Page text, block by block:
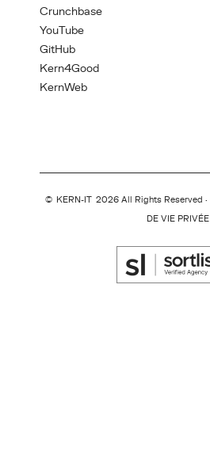
Crunchbase
YouTube
GitHub
Kern4Good
KernWeb
© KERN-IT 2026 All Rights Reserved ·
DE VIE PRIVÉE